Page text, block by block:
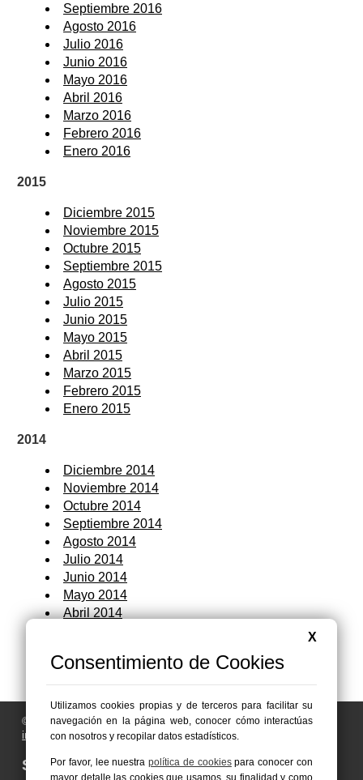
Septiembre 2016
Agosto 2016
Julio 2016
Junio 2016
Mayo 2016
Abril 2016
Marzo 2016
Febrero 2016
Enero 2016
2015
Diciembre 2015
Noviembre 2015
Octubre 2015
Septiembre 2015
Agosto 2015
Julio 2015
Junio 2015
Mayo 2015
Abril 2015
Marzo 2015
Febrero 2015
Enero 2015
2014
Diciembre 2014
Noviembre 2014
Octubre 2014
Septiembre 2014
Agosto 2014
Julio 2014
Junio 2014
Mayo 2014
Abril 2014
Enero 2014
© 2006 - 2026 Portal de Abanilla Noticias
info@portaldeabanilla.es
Síguenos en:
X
Consentimiento de Cookies
Utilizamos cookies propias y de terceros para facilitar su
navegación en la página web, conocer cómo interactúas
con nosotros y recopilar datos estadísticos.
Por favor, lee nuestrapolítica de cookiespara conocer con
mayor detalle las cookies que usamos, su finalidad y como